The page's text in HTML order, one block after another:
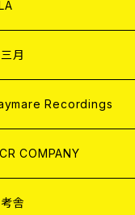
CONTENTS
ログ
レル
月
Recordings
COMPANY
舎